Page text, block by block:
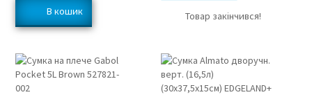
Товар закінчився!